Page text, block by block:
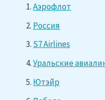
Аэрофлот
Россия
S7 Airlines
Уральские
Ютэйр